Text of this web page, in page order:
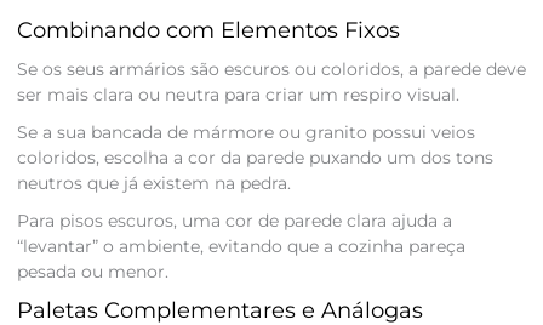
Combinando com Elementos Fixos
Se os seus armários são escuros ou coloridos, a parede deve
ser mais clara ou neutra para criar um respiro visual.
Se a sua bancada de mármore ou granito possui veios
coloridos, escolha a cor da parede puxando um dos tons
neutros que já existem na pedra.
Para pisos escuros, uma cor de parede clara ajuda a
“levantar” o ambiente, evitando que a cozinha pareça
pesada ou menor.
Paletas Complementares e Análogas